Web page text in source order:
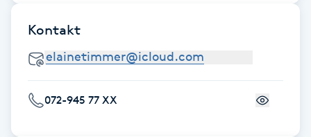
Fransrengöring
Frekvensterapi
Friskvård
Kontakt
072-945 77 XX